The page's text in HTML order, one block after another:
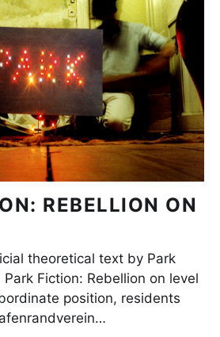
REBELLION ON
theoretical text by Park
Fiction: Rebellion on level
position, residents